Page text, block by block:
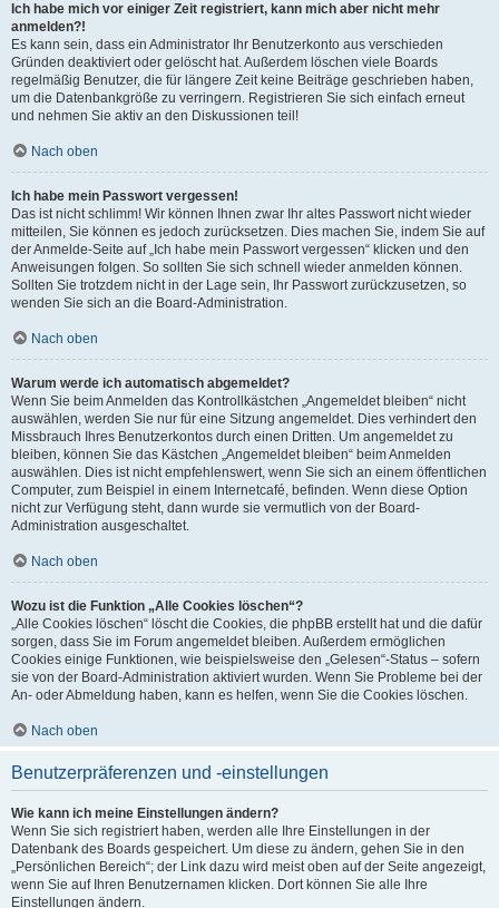
Ich habe mich vor einiger Zeit registriert, kann mich aber nicht mehr
anmelden?!
Es kann sein, dass ein Administrator Ihr Benutzerkonto aus verschieden
Gründen deaktiviert oder gelöscht hat. Außerdem löschen viele Boards
regelmäßig Benutzer, die für längere Zeit keine Beiträge geschrieben haben,
um die Datenbankgröße zu verringern. Registrieren Sie sich einfach erneut
und nehmen Sie aktiv an den Diskussionen teil!
Nach oben
Ich habe mein Passwort vergessen!
Das ist nicht schlimm! Wir können Ihnen zwar Ihr altes Passwort nicht wieder
mitteilen, Sie können es jedoch zurücksetzen. Dies machen Sie, indem Sie auf
der Anmelde-Seite auf „Ich habe mein Passwort vergessen“ klicken und den
Anweisungen folgen. So sollten Sie sich schnell wieder anmelden können.
Sollten Sie trotzdem nicht in der Lage sein, Ihr Passwort zurückzusetzen, so
wenden Sie sich an die Board-Administration.
Nach oben
Warum werde ich automatisch abgemeldet?
Wenn Sie beim Anmelden das Kontrollkästchen „Angemeldet bleiben“ nicht
auswählen, werden Sie nur für eine Sitzung angemeldet. Dies verhindert den
Missbrauch Ihres Benutzerkontos durch einen Dritten. Um angemeldet zu
bleiben, können Sie das Kästchen „Angemeldet bleiben“ beim Anmelden
auswählen. Dies ist nicht empfehlenswert, wenn Sie sich an einem öffentlichen
Computer, zum Beispiel in einem Internetcafé, befinden. Wenn diese Option
nicht zur Verfügung steht, dann wurde sie vermutlich von der Board-
Administration ausgeschaltet.
Nach oben
Wozu ist die Funktion „Alle Cookies löschen“?
„Alle Cookies löschen“ löscht die Cookies, die phpBB erstellt hat und die dafür
sorgen, dass Sie im Forum angemeldet bleiben. Außerdem ermöglichen
Cookies einige Funktionen, wie beispielsweise den „Gelesen“-Status – sofern
sie von der Board-Administration aktiviert wurden. Wenn Sie Probleme bei der
An- oder Abmeldung haben, kann es helfen, wenn Sie die Cookies löschen.
Nach oben
Benutzerpräferenzen und -einstellungen
Wie kann ich meine Einstellungen ändern?
Wenn Sie sich registriert haben, werden alle Ihre Einstellungen in der
Datenbank des Boards gespeichert. Um diese zu ändern, gehen Sie in den
„Persönlichen Bereich“; der Link dazu wird meist oben auf der Seite angezeigt,
wenn Sie auf Ihren Benutzernamen klicken. Dort können Sie alle Ihre
Einstellungen ändern.